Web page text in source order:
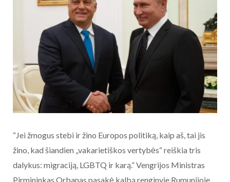
“Jei žmogus stebi ir žino Europos politiką, kaip aš, tai jis
žino, kad šiandien „vakarietiškos vertybės“ reiškia tris
dalykus: migraciją, LGBTQ ir karą.” Vengrijos Ministras
Pirmininkas Orbanas pasakė kalbą renginyje Rumunijoje,